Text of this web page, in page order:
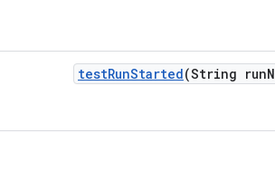
testRunStarted(String run